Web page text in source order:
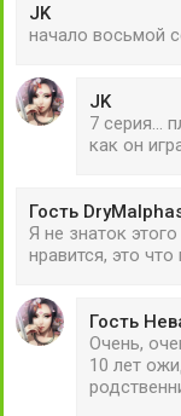
JK
начало восьмой
JK
7 серия...
как он
Гость
Я не знаток
нравится, это
Гость
Очень,
10 лет